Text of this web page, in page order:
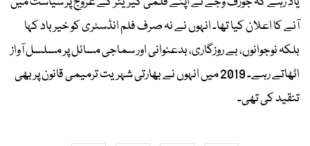
آنے کا اعلان کیا تھا۔ انہوں نے نہ صرف فلم انڈسٹری کو خیرباد کہا
بلکہ نوجوانوں، بے روزگاری، بدعنوانی اور سماجی مسائل پر مسلسل آواز
اٹھاتے رہے۔ 2019 میں انہوں نے بھارتی شہریت ترمیمی قانون پر بھی
تنقید کی تھی۔